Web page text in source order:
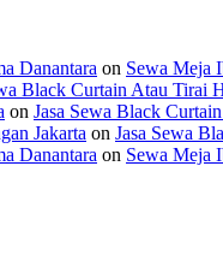
Danantara on Sewa Meja
Black Curtain Atau Tirai
on Jasa Sewa Black
Jakarta on Jasa Sewa
Danantara on Sewa Meja